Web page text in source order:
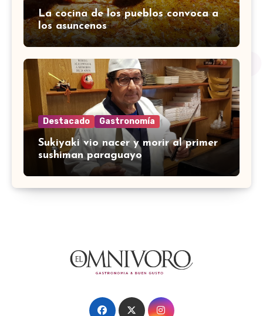
La cocina de los pueblos convoca a
los asuncenos
Destacado Gastronomía
Sukiyaki vio nacer y morir al primer
sushiman paraguayo